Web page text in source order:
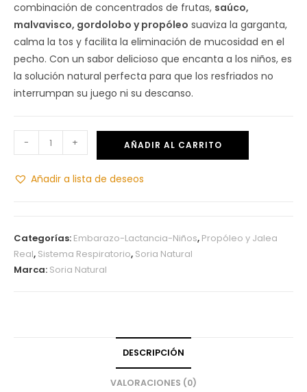
combinación de concentrados de frutas, saúco,
malvavisco, gordolobo y propóleo suaviza la garganta,
calma la tos y facilita la eliminación de mucosidad en el
pecho. Con un sabor delicioso que encanta a los niños, es
la solución natural perfecta para que los resfriados no
interrumpan su juego ni su descanso.
- + AÑADIR AL CARRITO
Añadir a lista de deseos
Categorías: Embarazo-Lactancia-Niños, Propóleo y Jalea
Real, Sistema Respiratorio, Soria Natural
Marca: Soria Natural
DESCRIPCIÓN
VALORACIONES (0)